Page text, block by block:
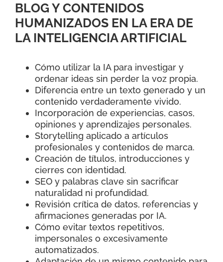
BLOG Y CONTENIDOS
HUMANIZADOS EN LA ERA DE
LA INTELIGENCIA ARTIFICIAL
Cómo utilizar la IA para investigar y
ordenar ideas sin perder la voz propia.
Diferencia entre un texto generado y un
contenido verdaderamente vivido.
Incorporación de experiencias, casos,
opiniones y aprendizajes personales.
Storytelling aplicado a artículos
profesionales y contenidos de marca.
Creación de títulos, introducciones y
cierres con identidad.
SEO y palabras clave sin sacrificar
naturalidad ni profundidad.
Revisión crítica de datos, referencias y
afirmaciones generadas por IA.
Cómo evitar textos repetitivos,
impersonales o excesivamente
automatizados.